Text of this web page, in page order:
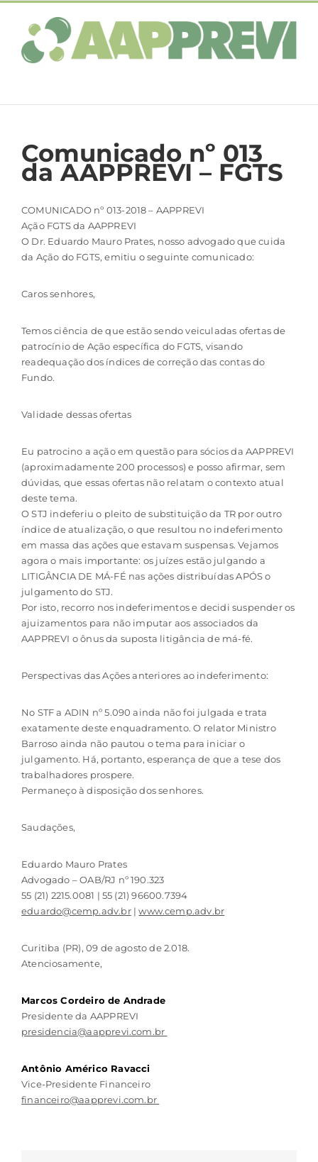
conteúdo
Comunicado nº 013
da AAPPREVI – FGTS
COMUNICADO nº 013-2018 – AAPPREVI
Ação FGTS da AAPPREVI
O Dr. Eduardo Mauro Prates, nosso advogado que cuida
da Ação do FGTS, emitiu o seguinte comunicado:
Caros senhores,
Temos ciência de que estão sendo veiculadas ofertas de
patrocínio de Ação específica do FGTS, visando
readequação dos índices de correção das contas do
Fundo.
Validade dessas ofertas
Eu patrocino a ação em questão para sócios da AAPPREVI
(aproximadamente 200 processos) e posso afirmar, sem
dúvidas, que essas ofertas não relatam o contexto atual
deste tema.
O STJ indeferiu o pleito de substituição da TR por outro
índice de atualização, o que resultou no indeferimento
em massa das ações que estavam suspensas. Vejamos
agora o mais importante: os juízes estão julgando a
LITIGÂNCIA DE MÁ-FÉ nas ações distribuídas APÓS o
julgamento do STJ.
Por isto, recorro nos indeferimentos e decidi suspender os
ajuizamentos para não imputar aos associados da
AAPPREVI o ônus da suposta litigância de má-fé.
Perspectivas das Ações anteriores ao indeferimento:
No STF a ADIN nº 5.090 ainda não foi julgada e trata
exatamente deste enquadramento. O relator Ministro
Barroso ainda não pautou o tema para iniciar o
julgamento. Há, portanto, esperança de que a tese dos
trabalhadores prospere.
Permaneço à disposição dos senhores.
Saudações,
Eduardo Mauro Prates
Advogado – OAB/RJ nº 190.323
55 (21) 2215.0081 | 55 (21) 96600.7394
eduardo@cemp.adv.br|www.cemp.adv.br
Curitiba (PR), 09 de agosto de 2.018.
Atenciosamente,
Marcos Cordeiro de Andrade
Presidente da AAPPREVI
presidencia@aapprevi.com.br
Antônio Américo Ravacci
Vice-Presidente Financeiro
financeiro@aapprevi.com.br